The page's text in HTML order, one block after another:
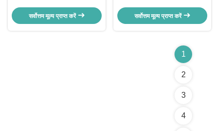
के लिए 6 ए निरंतर धारा के साथ
सर्वोत्तम मूल्य प्राप्त करें
मोटर शाफ्ट के साथ
सर्वोत्तम मूल्य प्राप्त करें
1
2
3
4